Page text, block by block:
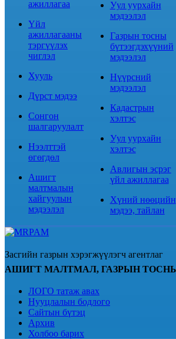
ажиллагаа
Үйл
ажиллагааны
тэргүүлэх
чиглэл
Хууль
Дүрст мэдээ
Сонгон
шалгаруулалт
Нээлттэй
өгөгдөл
Ашигт
малтмалын
хайгуулын
мэдээлэл
Уул уурхайн
мэдээлэл
Газрын тосны
бүтээгдэхүүний
мэдээлэл
Нүүрсний
мэдээлэл
Кадастрын
хэлтэс
Уул уурхайн
хэлтэс
Авлигын эсрэг
үйл ажиллагаа
Хүний нөөцийн
мэдээ, тайлан
Засгийн газрын хэрэгжүүлэгч агентлаг
АШИГТ МАЛТМАЛ, ГАЗРЫН ТОСНЫ
ЛОГО татаж авах
Нууцлалын бодлого
Сайтын бүтэц
Архив
Холбоо барих